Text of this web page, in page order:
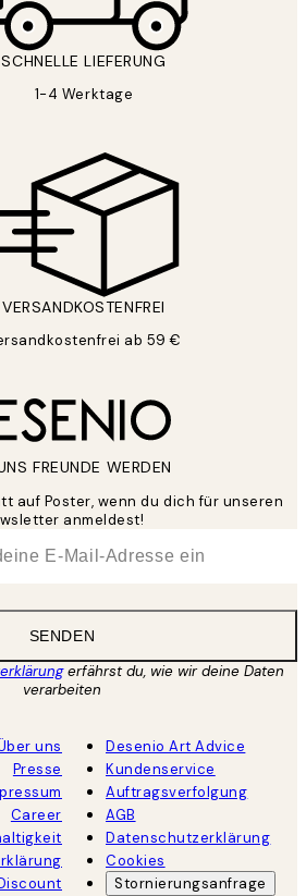
SCHNELLE LIEFERUNG
1-4 Werktage
VERSANDKOSTENFREI
ab 59 €
FREUNDE WERDEN
auf Poster, wenn du dich für unseren
anmeldest!
SENDEN
erfährst du, wie wir deine Daten
verarbeiten
uns
Presse
Career
Desenio Art Advice
Kundenservice
Auftragsverfolgung
AGB
Datenschutzerklärung
Cookies
Stornierungsanfrage